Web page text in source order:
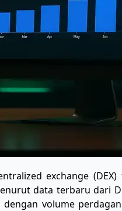
exchange (DEX)
data terbaru dari
volume